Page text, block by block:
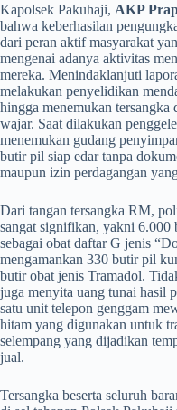
​Kapolsek Pakuhaji, AKP
bahwa keberhasilan
dari peran aktif masyarakat
mengenai adanya aktivitas
mereka. Menindaklanjuti
melakukan penyelidikan
hingga menemukan
wajar. Saat dilakukan
menemukan gudang
butir pil siap edar tanpa
maupun izin perdagangan
​Dari tangan tersangka RM,
sangat signifikan, yakni
sebagai obat daftar G jenis
mengamankan 330 butir pil
butir obat jenis Tramadol.
juga menyita uang tunai hasil
satu unit telepon genggam
hitam yang digunakan untuk
selempang yang dijadikan
jual.
​Tersangka beserta seluruh